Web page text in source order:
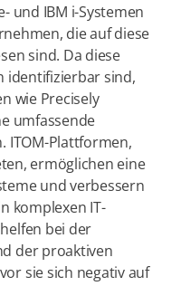
und IBM i-Systemen
die auf diese
sind. Da diese
identifizierbar sind,
wie Precisely
umfassende
ITOM-Plattformen,
ermöglichen eine
und verbessern
komplexen IT-
bei der
der proaktiven
sie sich negativ auf